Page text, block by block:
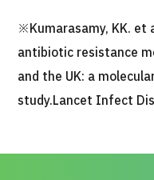
※Kumarasamy, KK. et
antibiotic resistance
and the UK: a
study.Lancet Infect